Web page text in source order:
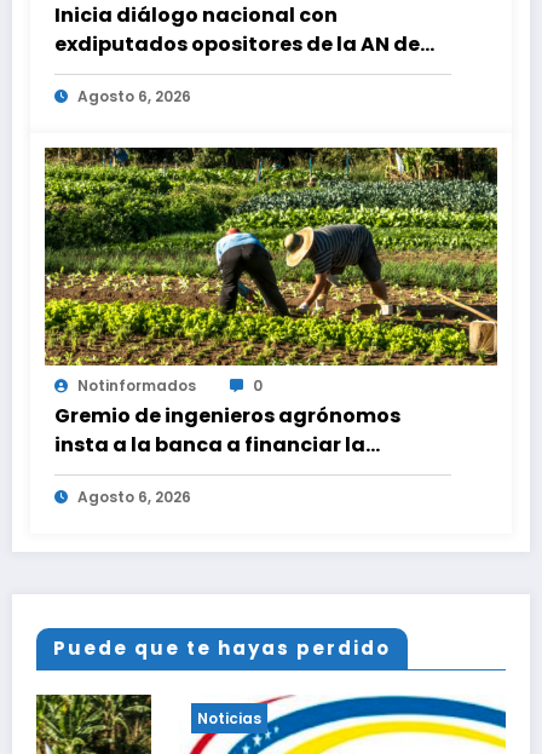
Inicia diálogo nacional con
exdiputados opositores de la AN de
2015
Agosto 6, 2026
Notinformados 0
Gremio de ingenieros agrónomos
insta a la banca a financiar la
agricultura familiar
Agosto 6, 2026
Puede que te hayas perdido
Noticias